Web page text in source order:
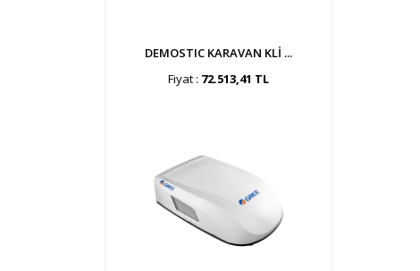
DEMOSTIC KARAVAN KLİ ...
Fiyat : 72.513,41 TL